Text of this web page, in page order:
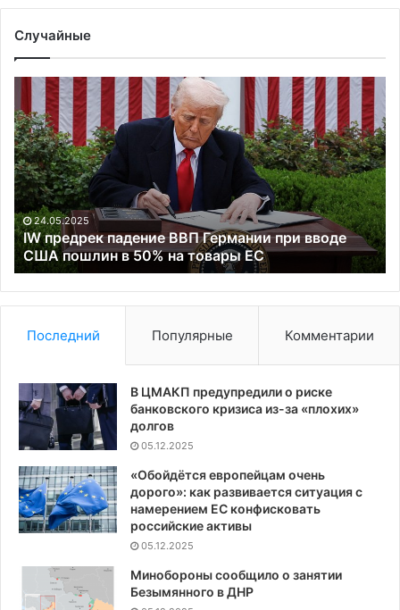
Случайные
предрек
падение
ВВП
Германии
при
вводе
США
пошлин
в
50%
на
товары
ЕС
24.05.2025
IW предрек падение ВВП Германии при вводе
США пошлин в 50% на товары ЕС
о
в
в
Последний Популярные Комментарии
В ЦМАКП предупредили о риске
банковского кризиса из-за «плохих»
долгов
05.12.2025
«Обойдётся европейцам очень
дорого»: как развивается ситуация с
намерением ЕС конфисковать
российские активы
05.12.2025
Минобороны сообщило о занятии
Безымянного в ДНР